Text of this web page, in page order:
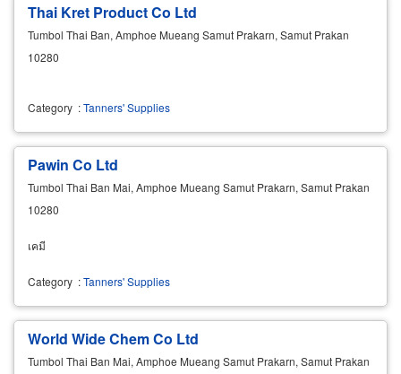
Thai Kret Product Co Ltd
Tumbol Thai Ban, Amphoe Mueang Samut Prakarn, Samut Prakan
10280
Category :Tanners' Supplies
Pawin Co Ltd
Tumbol Thai Ban Mai, Amphoe Mueang Samut Prakarn, Samut Prakan
10280
เคมี
Category :Tanners' Supplies
World Wide Chem Co Ltd
Tumbol Thai Ban Mai, Amphoe Mueang Samut Prakarn, Samut Prakan